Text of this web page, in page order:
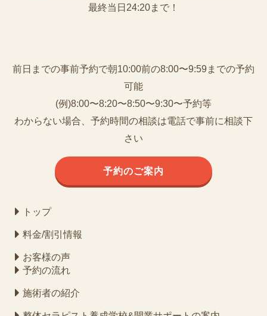
最終当日24:20まで！
前日までの事前予約で朝10:00前の8:00〜9:59までの予約
可能
(例)8:00〜8:20〜8:50〜9:30〜予約等
わからない場合、予約時間の相談は電話で事前に相談下
さい
予約のご案内
トップ
料金/割引情報
お客様の声
予約の流れ
施術者の紹介